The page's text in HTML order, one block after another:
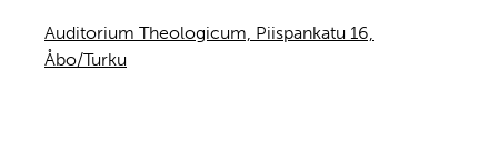
Auditorium Theologicum, Piispankatu 16,
Åbo/Turku